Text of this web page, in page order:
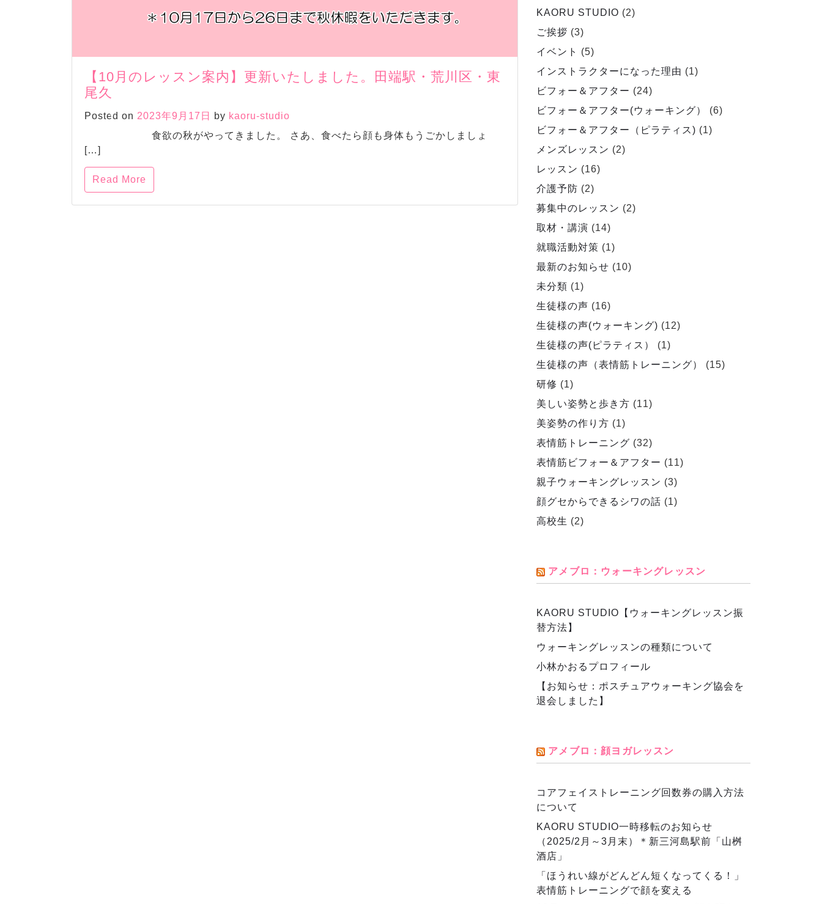
【10月のレッスン案内】更新いたしました。田端駅・荒川区・東
尾久
Posted on 2023年9月17日 by kaoru-studio
食欲の秋がやってきました。 さあ、食べたら顔も身体もうごかしましょ
[…]
Read More
KAORU STUDIO (2)
ご挨拶 (3)
イベント
(5)
インストラクターになった理由 (1)
ビフォー＆アフター (24)
ビフォー＆アフター(ウォーキング）
(6)
ビフォー＆アフター（ピラティス) (1)
メンズレッスン (2)
レッスン (16)
介護予防 (2)
募集中のレッスン (2)
取材・講演 (14)
就職活動対策 (1)
最新のお知らせ (10)
未分類 (1)
生徒様の声 (16)
生徒様の声(ウォーキング) (12)
生徒様の声(ピラティス）
(1)
生徒様の声（表情筋トレーニング）
(15)
研修 (1)
美しい姿勢と歩き方 (11)
美姿勢の作り方 (1)
表情筋トレーニング (32)
表情筋ビフォー＆アフター (11)
親子ウォーキングレッスン (3)
顔グセからできるシワの話 (1)
高校生 (2)
アメブロ：ウォーキングレッスン
KAORU STUDIO【ウォーキングレッスン振
替方法】
ウォーキングレッスンの種類について
小林かおるプロフィール
【お知らせ：ポスチュアウォーキング協会を
退会しました】
アメブロ：顔ヨガレッスン
コアフェイストレーニング回数券の購入方法
について
KAORU STUDIO一時移転のお知らせ
（2025/2月～3月末）＊新三河島駅前「山桝
酒店」
「ほうれい線がどんどん短くなってくる！」
表情筋トレーニングで顔を変える